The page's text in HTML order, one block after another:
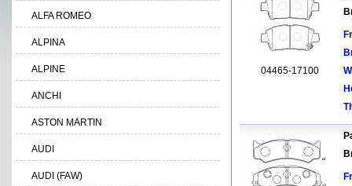
04465-17100
ALFA ROMEO
ALPINA
ALPINE
ANCHI
ASTON MARTIN
AUDI
AUDI (FAW)